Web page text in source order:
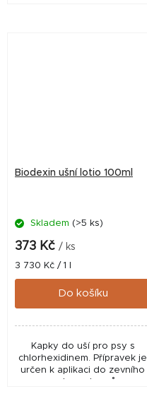
Biodexin ušní lotio 100ml
Skladem (>5 ks)
373 Kč / ks
Měrná
cena:
3 730 Kč / 1 l
Do košíku
Kapky do uší pro psy s
chlorhexidinem. Přípravek je
určen k aplikaci do zevního
zvukovodu psů.